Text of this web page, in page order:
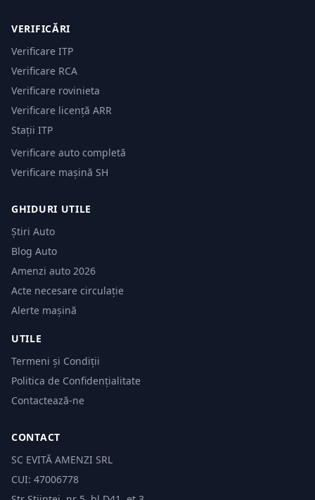
VERIFICĂRI
Verificare ITP
Verificare RCA
Verificare rovinieta
Verificare licență ARR
Stații ITP
Verificare auto completă
Verificare mașină SH
GHIDURI UTILE
Știri Auto
Blog Auto
Amenzi auto 2026
Acte necesare circulație
Alerte mașină
UTILE
Termeni și Condiții
Politica de Confidențialitate
Contactează-ne
CONTACT
SC EVITĂ AMENZI SRL
CUI: 47006778